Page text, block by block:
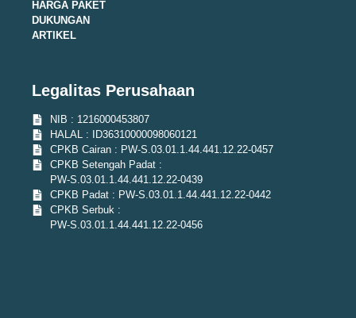
HARGA PAKET
DUKUNGAN
ARTIKEL
Legalitas Perusahaan
NIB : 1216000453807
HALAL : ID36310000098060121
CPKB Cairan : PW-S.03.01.1.44.441.12.22-0457
CPKB Setengah Padat :
PW-S.03.01.1.44.441.12.22-0439
CPKB Padat : PW-S.03.01.1.44.441.12.22-0442
CPKB Serbuk :
PW-S.03.01.1.44.441.12.22-0456